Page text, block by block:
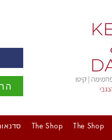
The Shop
The Shop